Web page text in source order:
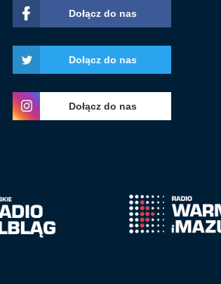
Dołącz do nas
Dołącz do nas
Dołącz do nas